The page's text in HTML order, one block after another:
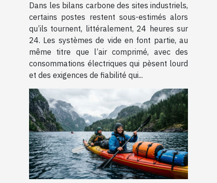
innovantes
Dans les bilans carbone des sites industriels,
certains postes restent sous-estimés alors
qu’ils tournent, littéralement, 24 heures sur
24. Les systèmes de vide en font partie, au
même titre que l’air comprimé, avec des
consommations électriques qui pèsent lourd
et des exigences de fiabilité qui...